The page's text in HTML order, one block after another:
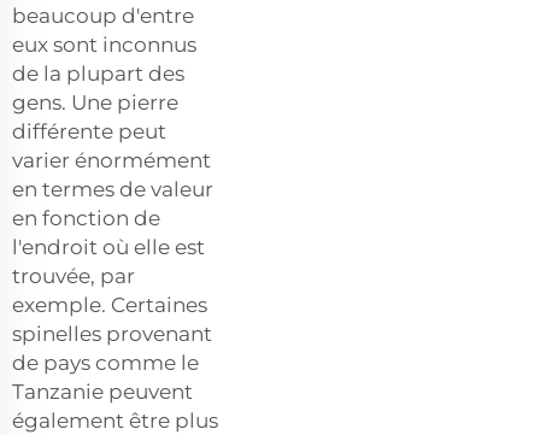
beaucoup d'entre
eux sont inconnus
de la plupart des
gens. Une pierre
différente peut
varier énormément
en termes de valeur
en fonction de
l'endroit où elle est
trouvée, par
exemple. Certaines
spinelles provenant
de pays comme le
Tanzanie peuvent
également être plus